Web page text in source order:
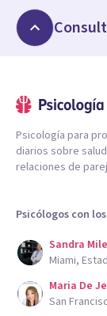
Psicología para
diarios sobre
relaciones de
Psicólogos con
Sandra
Miami,
Maria De
San